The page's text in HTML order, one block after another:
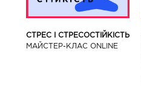
СТРЕС І СТРЕСОСТІЙКІСТЬ
МАЙСТЕР-КЛАС ONLINE